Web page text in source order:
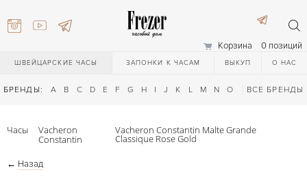
Корзина 0 позиций
ШВЕЙЦАРСКИЕ ЧАСЫ ЗАПОНКИ К ЧАСАМ ВЫКУП О НАС
БРЕНДЫ: A B C D E F G H I J K L M N O Q R S T
ВСЕ БРЕНДЫ
Часы Vacheron
Constantin
Vacheron Constantin Malte Grande
Classique Rose Gold
← Назад